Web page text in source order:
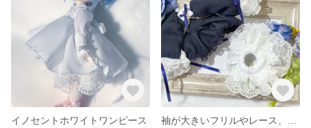
イノセントホワイトワンピース